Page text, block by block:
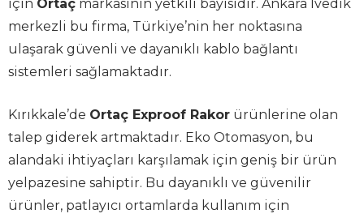
için Ortaç markasının yetkili bayisidir. Ankara İvedik
merkezli bu firma, Türkiye’nin her noktasına
ulaşarak güvenli ve dayanıklı kablo bağlantı
sistemleri sağlamaktadır.
Kırıkkale’de Ortaç Exproof Rakor ürünlerine olan
talep giderek artmaktadır. Eko Otomasyon, bu
alandaki ihtiyaçları karşılamak için geniş bir ürün
yelpazesine sahiptir. Bu dayanıklı ve güvenilir
ürünler, patlayıcı ortamlarda kullanım için